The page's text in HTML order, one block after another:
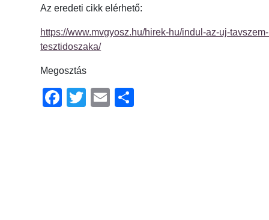
Az eredeti cikk elérhető:
https://www.mvgyosz.hu/hirek-hu/indul-az-uj-
tesztidoszaka/
Megosztás
Facebook
TwitterEmail